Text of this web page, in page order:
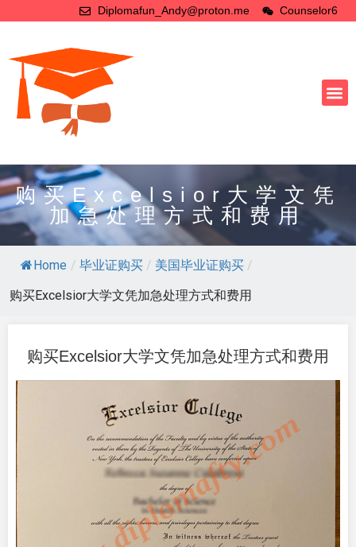
Diplomafun_Andy@proton.me Counselor6
购买Excelsior大学文凭
加急处理方式和费用
Home / 毕业证购买 / 美国毕业证购买 /
购买Excelsior大学文凭加急处理方式和费用
购买Excelsior大学文凭加急处理方式和费用